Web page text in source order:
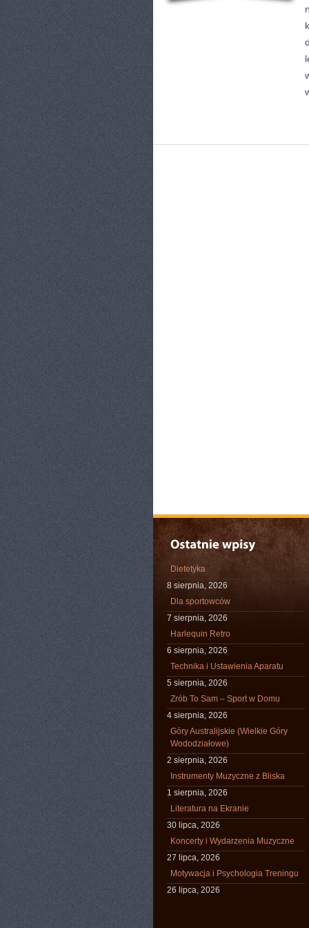
Dietetyka
8 sierpnia, 2026
Dla sportowców
7 sierpnia, 2026
Harlequin Retro
6 sierpnia, 2026
Technika i Ustawienia Aparatu
5 sierpnia, 2026
Zrób To Sam – Sport w Domu
4 sierpnia, 2026
Góry Australijskie (Wielkie Góry
Wododziałowe)
2 sierpnia, 2026
Instrumenty Muzyczne z Bliska
1 sierpnia, 2026
Literatura na Ekranie
30 lipca, 2026
Koncerty i Wydarzenia Muzyczne
27 lipca, 2026
Motywacja i Psychologia Treningu
26 lipca, 2026